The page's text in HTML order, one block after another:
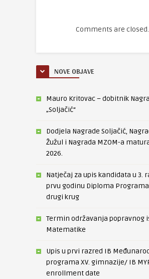
Comments are closed.
NOVE OBJAVE
Mauro Kritovac – dobitnik
„Soljačić“
Dodjela Nagrade Soljačić,
Žužul i Nagrada MZOM-a
2026.
Natječaj za upis kandidata u 3.
prvu godinu Diploma Programa
drugi krug
Termin održavanja popravnog
Matematike
Upis u prvi razred IB
programa XV. gimnazije/ IB
enrollment date